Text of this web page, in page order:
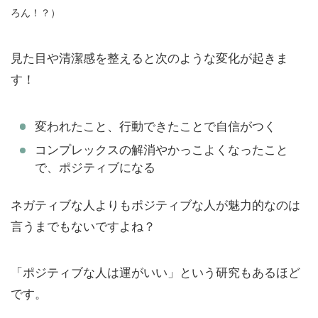
ろん！？）
見た目や清潔感を整えると次のような変化が起きま
す！
変われたこと、行動できたことで自信がつく
コンプレックスの解消やかっこよくなったこと
で、ポジティブになる
ネガティブな人よりもポジティブな人が魅力的なのは
言うまでもないですよね？
「ポジティブな人は運がいい」という研究もあるほど
です。